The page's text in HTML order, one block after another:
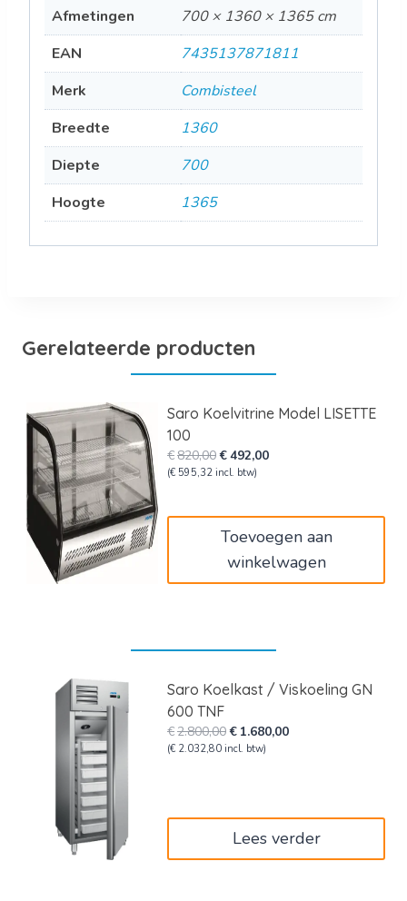
Afmetingen
700 × 1360 × 1365 cm
EAN
7435137871811
Merk
Combisteel
Breedte
1360
Diepte
700
Hoogte
1365
Gerelateerde producten
Saro Koelvitrine Model LISETTE
100
€820,00Oorspronkelijke
prijs
€820,00.
€492,00Huidige
€492,00.
(€ 595,32 incl. btw)
Toevoegen aan
winkelwagen
Saro Koelkast / Viskoeling GN
600 TNF
€2.800,00Oorspronkelijke
prijs
€ 1.680,00Huidige
(€ 2.032,80 incl. btw)
Lees verder